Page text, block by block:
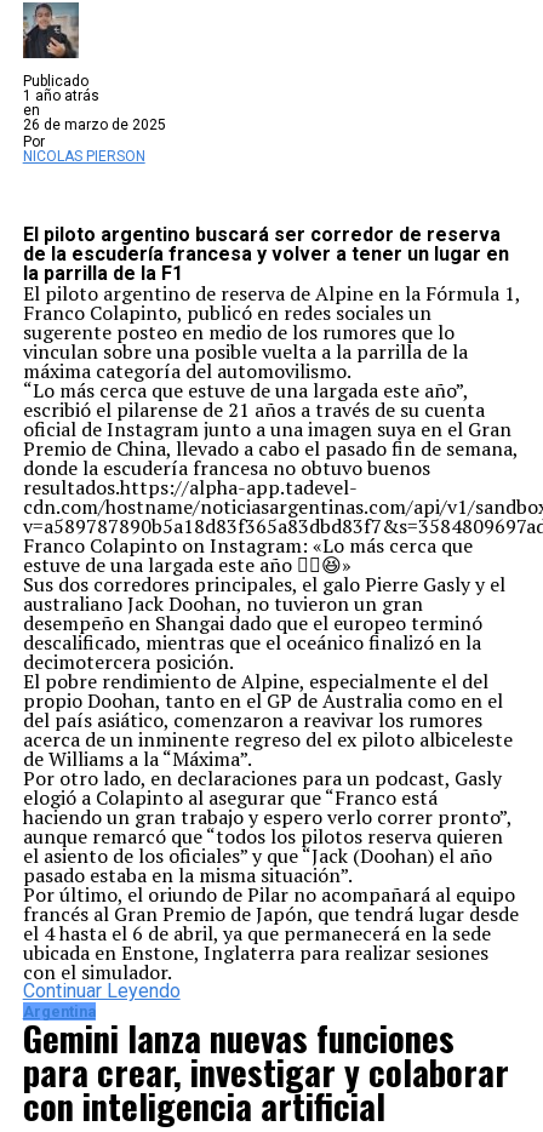
Publicado
1 año atrás
en
26 de marzo de 2025
Por
NICOLAS PIERSON
El piloto argentino buscará ser corredor de reserva
de la escudería francesa y volver a tener un lugar en
la parrilla de la F1
El piloto argentino de reserva de Alpine en la Fórmula 1,
Franco Colapinto, publicó en redes sociales un
sugerente posteo en medio de los rumores que lo
vinculan sobre una posible vuelta a la parrilla de la
máxima categoría del automovilismo.
“Lo más cerca que estuve de una largada este año”,
escribió el pilarense de 21 años a través de su cuenta
oficial de Instagram junto a una imagen suya en el Gran
Premio de China, llevado a cabo el pasado fin de semana,
donde la escudería francesa no obtuvo buenos
resultados.https://alpha-app.tadevel-
cdn.com/hostname/noticiasargentinas.com/api/v1/
Franco Colapinto on Instagram: «Lo más cerca que
estuve de una largada este año ✌🏼😆»
Sus dos corredores principales, el galo Pierre Gasly y el
australiano Jack Doohan, no tuvieron un gran
desempeño en Shangai dado que el europeo terminó
descalificado, mientras que el oceánico finalizó en la
decimotercera posición.
El pobre rendimiento de Alpine, especialmente el del
propio Doohan, tanto en el GP de Australia como en el
del país asiático, comenzaron a reavivar los rumores
acerca de un inminente regreso del ex piloto albiceleste
de Williams a la “Máxima”.
Por otro lado, en declaraciones para un podcast, Gasly
elogió a Colapinto al asegurar que “Franco está
haciendo un gran trabajo y espero verlo correr pronto”,
aunque remarcó que “todos los pilotos reserva quieren
el asiento de los oficiales” y que “Jack (Doohan) el año
pasado estaba en la misma situación”.
Por último, el oriundo de Pilar no acompañará al equipo
francés al Gran Premio de Japón, que tendrá lugar desde
el 4 hasta el 6 de abril, ya que permanecerá en la sede
ubicada en Enstone, Inglaterra para realizar sesiones
con el simulador.
Continuar Leyendo
Argentina
Gemini lanza nuevas funciones
para crear, investigar y colaborar
con inteligencia artificial